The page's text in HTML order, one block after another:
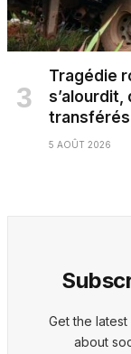
Tragédie
s’alourdit,
transférés
5 AOÛT 2026
Get the
about